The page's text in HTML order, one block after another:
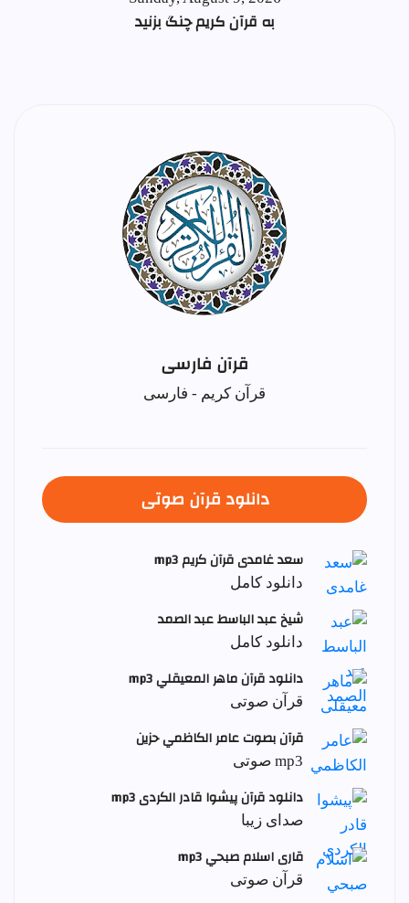
به قرآن کریم چنگ بزنید
قرآن فارسی
قرآن کریم - فارسی
دانلود قرآن صوتی
سعد غامدی قرآن کریم mp3
دانلود کامل
شيخ عبد الباسط عبد الصمد
دانلود کامل
دانلود قرآن ماهر المعيقلي mp3
قرآن صوتی
قرآن بصوت عامر الكاظمي حزين
mp3 صوتی
دانلود قرآن پیشوا قادر الکردی mp3
صدای زیبا
قاری اسلام صبحي mp3
قرآن صوتی